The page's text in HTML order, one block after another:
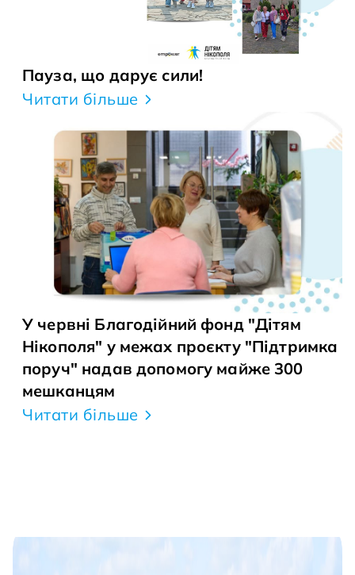
Пауза, що дарує сили!
Читати більше
У червні Благодійний фонд "Дітям
Нікополя" у межах проєкту "Підтримка
поруч" надав допомогу майже 300
мешканцям
Читати більше